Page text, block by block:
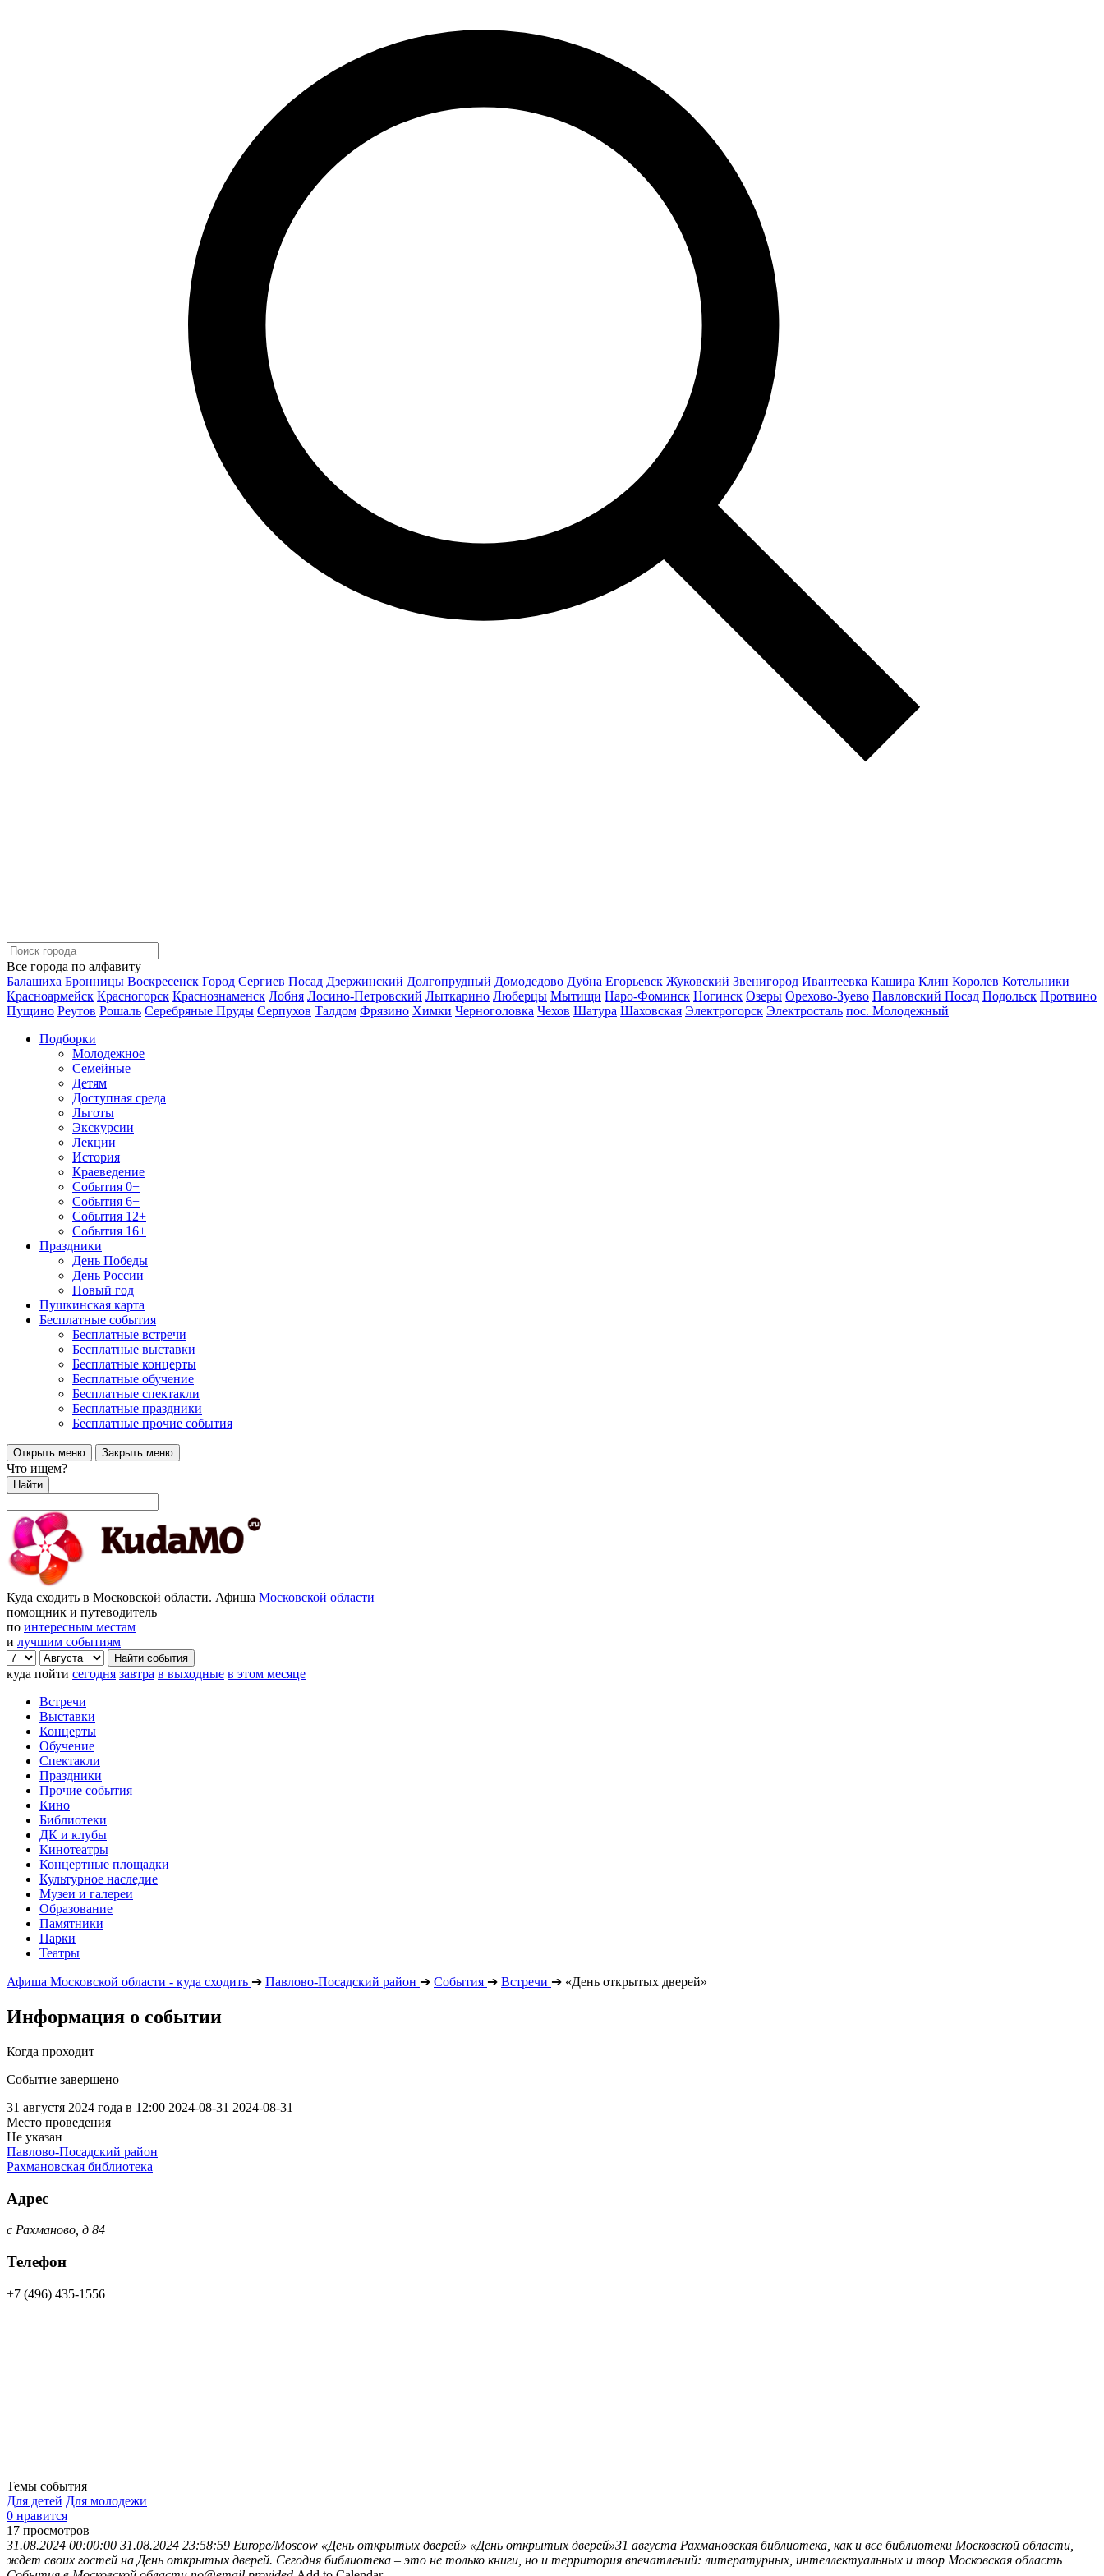
Все города по алфавиту
Балашиха Бронницы Воскресенск Город Сергиев Посад Дзержинский Долгопрудный Домодедово Дубна Егорьевск Жуковский Звенигород Ивантеевка Кашира Клин Королев Котельники
Красноармейск Красногорск Краснознаменск Лобня Лосино-Петровский Лыткарино Люберцы Мытищи Наро-Фоминск Ногинск Озеры Орехово-Зуево Павловский Посад Подольск Протвино
Пущино Реутов Рошаль Серебряные Пруды Серпухов Талдом Фрязино Химки Черноголовка Чехов Шатура Шаховская Электрогорск Электросталь пос. Молодежный
Подборки
Молодежное
Семейные
Детям
Доступная среда
Льготы
Экскурсии
Лекции
История
Краеведение
События 0+
События 6+
События 12+
События 16+
Праздники
День Победы
День России
Новый год
Пушкинская карта
Бесплатные события
Бесплатные встречи
Бесплатные выставки
Бесплатные концерты
Бесплатные обучение
Бесплатные спектакли
Бесплатные праздники
Бесплатные прочие события
Открыть меню Закрыть меню
Что ищем?
Найти
Куда сходить в Московской области. Афиша Московской области
помощник и путеводитель
по интересным местам
и лучшим событиям
куда пойти сегодня завтра в выходные в этом месяце
Встречи
Выставки
Концерты
Обучение
Спектакли
Праздники
Прочие события
Кино
Библиотеки
ДК и клубы
Кинотеатры
Концертные площадки
Культурное наследие
Музеи и галереи
Образование
Памятники
Парки
Театры
Афиша Московской области - куда сходить ➔ Павлово-Посадский район ➔ События ➔ Встречи ➔ «День открытых дверей»
Информация о событии
Когда проходит
Событие завершено
31 августя 2024 года в 12:00 2024-08-31 2024-08-31
Место проведения
Не указан
Павлово-Посадский район
Рахмановская библиотека
Адрес
с Рахманово, д 84
Телефон
+7 (496) 435-1556
Темы события
Для детей Для молодежи
0 нравится
17 просмотров
31.08.2024 00:00:00 31.08.2024 23:58:59 Europe/Moscow «День открытых дверей» «День открытых дверей»31 августа Рахмановская библиотека, как и все библиотеки Московской области,
ждет своих гостей на День открытых дверей. Сегодня библиотека – это не только книги, но и территория впечатлений: литературных, интеллектуальных и твор Московская область